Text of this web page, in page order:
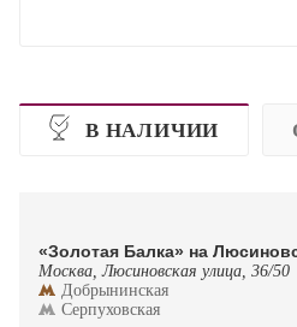
В НАЛИЧИИ
«Золотая Балка» на
Москва, Люсиновская улица, 36/50
Добрынинская
Серпуховская